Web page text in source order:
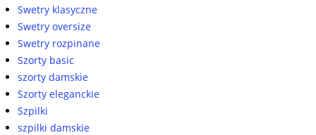
Swetry klasyczne
Swetry oversize
Swetry rozpinane
Szorty basic
szorty damskie
Szorty eleganckie
Szpilki
szpilki damskie